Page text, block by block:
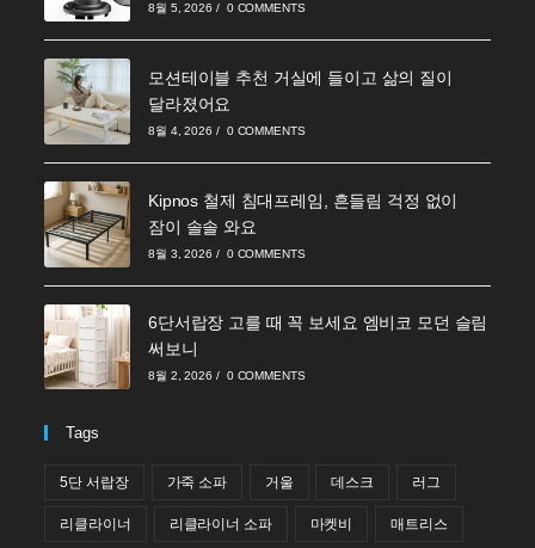
8월 5, 2026 / 0 COMMENTS
모션테이블 추천 거실에 들이고 삶의 질이
달라졌어요
8월 4, 2026 / 0 COMMENTS
Kipnos 철제 침대프레임, 흔들림 걱정 없이
잠이 솔솔 와요
8월 3, 2026 / 0 COMMENTS
6단서랍장 고를 때 꼭 보세요 엠비코 모던 슬림
써보니
8월 2, 2026 / 0 COMMENTS
Tags
5단 서랍장 가죽 소파 거울 데스크 러그
리클라이너 리클라이너 소파 마켓비 매트리스